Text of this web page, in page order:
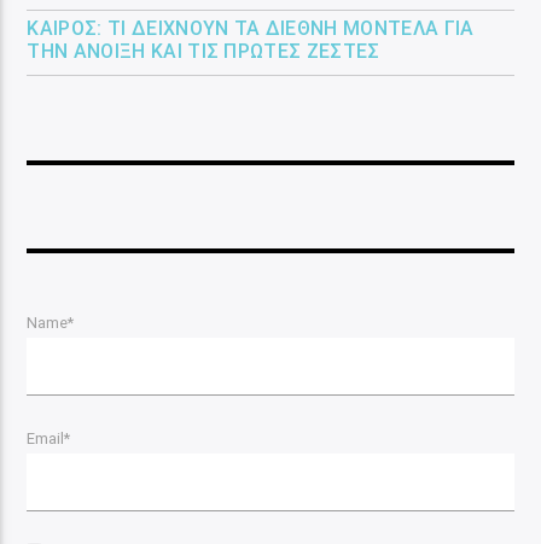
ΚΑΙΡΌΣ: ΤΙ ΔΕΊΧΝΟΥΝ ΤΑ ΔΙΕΘΝΉ ΜΟΝΤΈΛΑ ΓΙΑ
ΤΗΝ ΆΝΟΙΞΗ ΚΑΙ ΤΙΣ ΠΡΏΤΕΣ ΖΈΣΤΕΣ
Name*
Email*